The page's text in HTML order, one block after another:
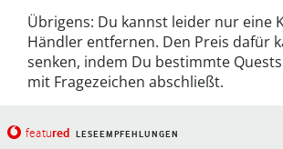
Übrigens: Du kannst leider nur eine
Händler entfernen. Den Preis dafür
senken, indem Du bestimmte
mit Fragezeichen abschließt.
featured LESEEMPFEHLUNGEN